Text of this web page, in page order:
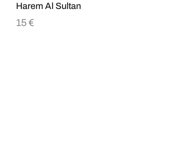
Harem Al Sultan
15€